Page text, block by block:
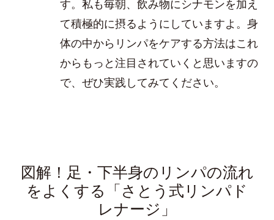
す。私も毎朝、飲み物にシナモンを加え
て積極的に摂るようにしていますよ。身
体の中からリンパをケアする方法はこれ
からもっと注目されていくと思いますの
で、ぜひ実践してみてください。
図解！足・下半身のリンパの流れ
をよくする「さとう式リンパド
レナージ」